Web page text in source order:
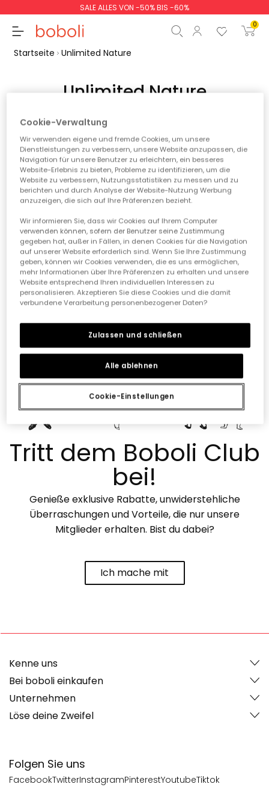
SALE ALLES VON -50% BIS -60%
0
Zwischensumme
Gesamtbetrag
weiter Start der Bestellung
Startseite Unlimited Nature
Unlimited Nature
Noch keine Produkte verfügbar
sobald sie hinzugefügt werden.
Saisonpreis
4,61 - 218 Bewertungen
Tritt dem Boboli Club
bei!
Genieße exklusive Rabatte, unwiderstehliche
Überraschungen und Vorteile, die nur unsere
Mitglieder erhalten. Bist du dabei?
Ich mache mit
Folgen Sie uns
FacebookTwitterInstagramPinterestYoutubeTiktok
Kenne uns
Bei boboli einkaufen
Unternehmen
Löse deine Zweifel
Cookie-Verwaltung
Wir verwenden eigene und fremde Cookies, um unsere
Dienstleistungen zu verbessern, unsere Website anzupassen, die
Navigation für unsere Benutzer zu erleichtern, ein besseres
Website-Erlebnis zu bieten, Probleme zu identifizieren, um die
Website zu verbessern, Nutzungsstatistiken zu messen und zu
berichten und durch Analyse der Website-Nutzung Werbung
anzuzeigen, die sich auf Ihre Präferenzen bezieht.
Wir informieren Sie, dass wir Cookies auf Ihrem Computer
verwenden können, sofern der Benutzer seine Zustimmung
gegeben hat, außer in Fällen, in denen Cookies für die Navigation
auf unserer Website erforderlich sind. Wenn Sie Ihre Zustimmung
geben, können wir Cookies verwenden, die es uns ermöglichen,
mehr Informationen über Ihre Präferenzen zu erhalten und unsere
Website entsprechend Ihren individuellen Interessen zu
personalisieren. Akzeptieren Sie diese Cookies und die damit
verbundene Verarbeitung personenbezogener Daten?
Cookie-Einstellungen
Alle ablehnen
Zulassen und schließen